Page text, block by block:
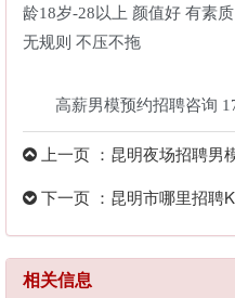
龄18岁-28以上 颜值好 有素
无规则 不压不拖
高薪男模预约招聘咨询
上一页 ：昆明夜场招聘
逃走，逃跑的往
下一页 ：昆明市哪里招聘
力放得下是智慧
相关信息